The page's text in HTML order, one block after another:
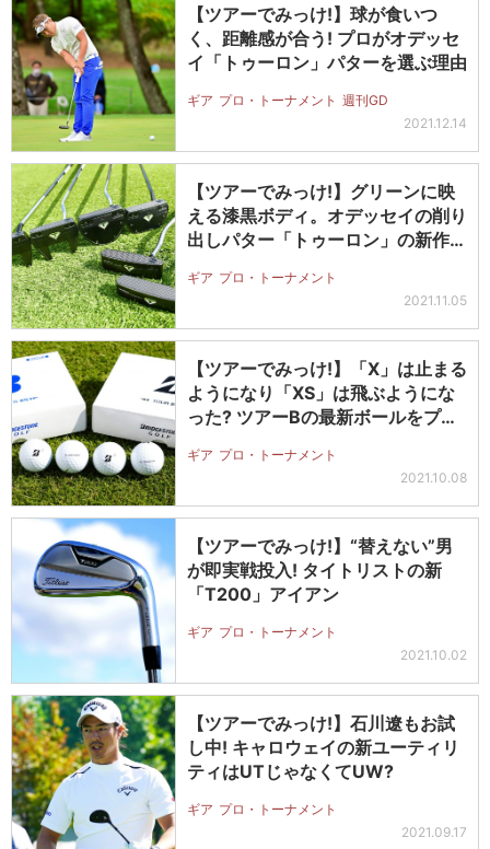
【ツアーでみっけ!】球が食いつ
く、距離感が合う! プロがオデッセ
イ「トゥーロン」パターを選ぶ理由
ギア プロ・トーナメント 週刊GD
2021.12.14
【ツアーでみっけ!】グリーンに映
える漆黒ボディ。オデッセイの削り
出しパター「トゥーロン」の新作登
ギア プロ・トーナメント
2021.11.05
【ツアーでみっけ!】「X」は止まる
ようになり「XS」は飛ぶようにな
った? ツアーBの最新ボールをプ
ギア プロ・トーナメント
2021.10.08
【ツアーでみっけ!】“替えない”男
が即実戦投入! タイトリストの新
「T200」アイアン
ギア プロ・トーナメント
2021.10.02
【ツアーでみっけ!】石川遼もお試
し中! キャロウェイの新ユーティリ
ティはUTじゃなくてUW?
ギア プロ・トーナメント
2021.09.17